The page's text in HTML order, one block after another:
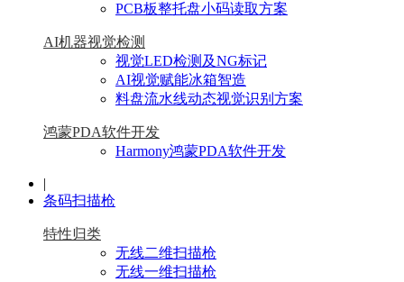
PCB板整托盘小码读取方案
AI机器视觉检测
视觉LED检测及NG标记
AI视觉赋能冰箱智造
料盘流水线动态视觉识别方案
鸿蒙PDA软件开发
Harmony鸿蒙PDA软件开发
|
条码扫描枪
特性归类
无线二维扫描枪
无线一维扫描枪